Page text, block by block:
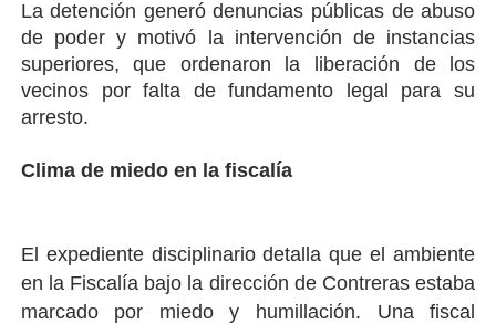
La detención generó denuncias públicas de abuso
de poder y motivó la intervención de instancias
superiores, que ordenaron la liberación de los
vecinos por falta de fundamento legal para su
arresto.
Clima de miedo en la fiscalía
El expediente disciplinario detalla que el ambiente
en la Fiscalía bajo la dirección de Contreras estaba
marcado por miedo y humillación. Una fiscal